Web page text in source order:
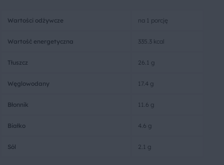
Wartości odżywcze na 1 porcję
Wartość energetyczna 335.3 kcal
Tłuszcz 26.1 g
Węglowodany 17.4 g
Błonnik 11.6 g
Białko 4.6 g
Sól 2.1 g